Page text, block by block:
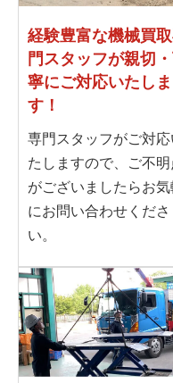
経験豊富な機械買
門スタッフが親切
寧にご対応いたしま
す！
専門スタッフがご対応
たしますので、ご不明
がございましたらお気
にお問い合わせくださ
い。